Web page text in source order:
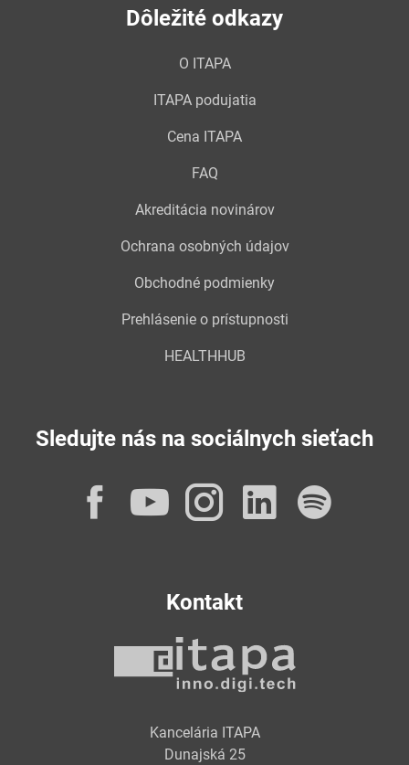
Dôležité odkazy
O ITAPA
ITAPA podujatia
Cena ITAPA
FAQ
Akreditácia novinárov
Ochrana osobných údajov
Obchodné podmienky
Prehlásenie o prístupnosti
HEALTHHUB
Sledujte nás na sociálnych sieťach
Facebook
YouTube
Instagram
Kontakt
Kancelária ITAPA
Dunajská 25